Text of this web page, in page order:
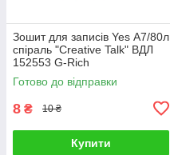
Зошит для записів Yes А7/80л
спіраль "Creative Talk" ВДЛ
152553 G-Rich
Готово до відправки
8 ₴ 10 ₴
Купити